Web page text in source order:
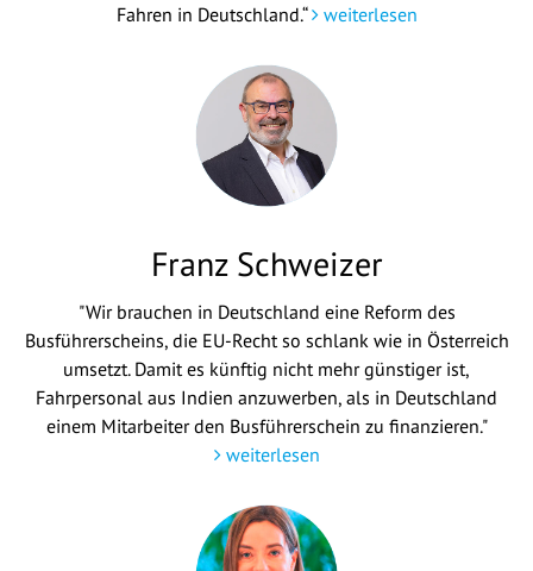
Fahren in Deutschland.“ weiterlesen
Franz Schweizer
"Wir brauchen in Deutschland eine Reform des
Busführerscheins, die EU-Recht so schlank wie in Österreich
umsetzt. Damit es künftig nicht mehr günstiger ist,
Fahrpersonal aus Indien anzuwerben, als in Deutschland
einem Mitarbeiter den Busführerschein zu finanzieren."
weiterlesen